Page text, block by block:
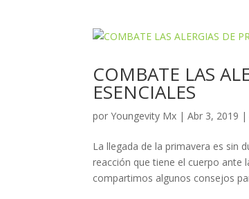
COMBATE LAS
ESENCIALES
porYoungevity Mx |Abr 3, 2019
La llegada de la primavera es sin
reacción que tiene el cuerpo ante
compartimos algunos consejos